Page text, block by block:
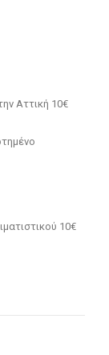
Αττική 10€
10€